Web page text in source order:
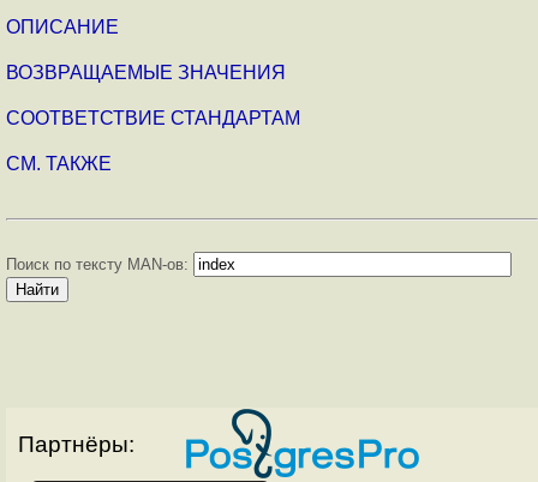
ОПИСАНИЕ
ВОЗВРАЩАЕМЫЕ ЗНАЧЕНИЯ
СООТВЕТСТВИЕ СТАНДАРТАМ
СМ. ТАКЖЕ
Поиск по тексту MAN-ов:
Партнёры: